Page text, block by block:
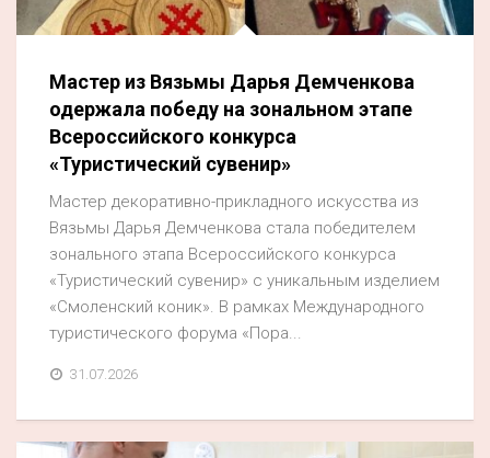
Мастер из Вязьмы Дарья Демченкова
одержала победу на зональном этапе
Всероссийского конкурса
«Туристический сувенир»
Мастер декоративно-прикладного искусства из
Вязьмы Дарья Демченкова стала победителем
зонального этапа Всероссийского конкурса
«Туристический сувенир» с уникальным изделием
«Смоленский коник». В рамках Международного
туристического форума «Пора...
31.07.2026